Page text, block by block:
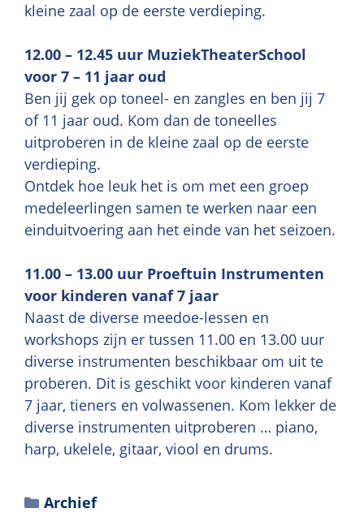
kleine zaal op de eerste verdieping.
12.00 – 12.45 uur MuziekTheaterSchool
voor 7 – 11 jaar oud
Ben jij gek op toneel- en zangles en ben jij 7
of 11 jaar oud. Kom dan de toneelles
uitproberen in de kleine zaal op de eerste
verdieping.
Ontdek hoe leuk het is om met een groep
medeleerlingen samen te werken naar een
einduitvoering aan het einde van het seizoen.
11.00 – 13.00 uur Proeftuin Instrumenten
voor kinderen vanaf 7 jaar
Naast de diverse meedoe-lessen en
workshops zijn er tussen 11.00 en 13.00 uur
diverse instrumenten beschikbaar om uit te
proberen. Dit is geschikt voor kinderen vanaf
7 jaar, tieners en volwassenen. Kom lekker de
diverse instrumenten uitproberen … piano,
harp, ukelele, gitaar, viool en drums.
Archief